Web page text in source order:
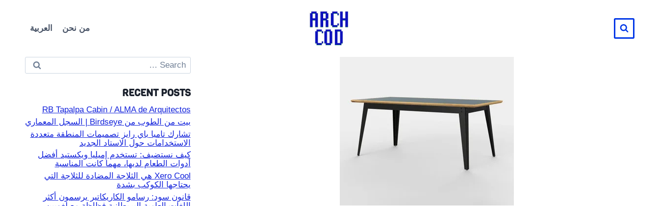
المحتوى
من نحن العربية
Search
for:
RECENT POSTS
RB Tapalpa Cabin / ALMA de Arquitectos
بيت من الطوب من Birdseye | السجل المعماري
تشارك تامبا باي رايز تصميمات المنطقة متعددة
الاستخدامات حول الاستاد الجديد
كيف نستضيف: تستخدم إميليا ويكستيد أفضل
أدوات الطعام لديها، مهما كانت المناسبة
Xero Cool هي الثلاجة المضادة للثلاجة التي
يحتاجها الكوكب بشدة
قانون سود: رسامو الكاريكاتير يرسمون أكثر